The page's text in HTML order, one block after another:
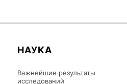
НАУКА
Важнейшие результаты
исследований